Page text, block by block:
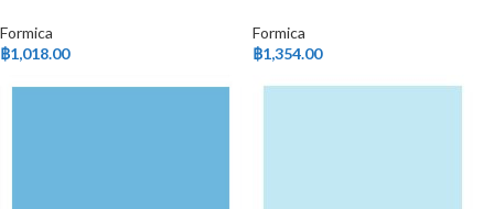
Formica
฿1,018.00
Formica
฿1,354.00